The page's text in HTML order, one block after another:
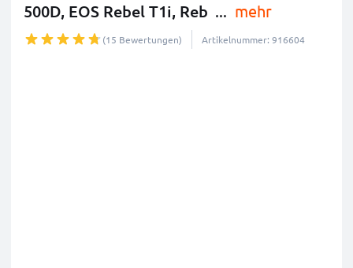
500D, EOS Rebel T1i, Reb ... mehr
(15 Bewertungen) Artikelnummer: 916604